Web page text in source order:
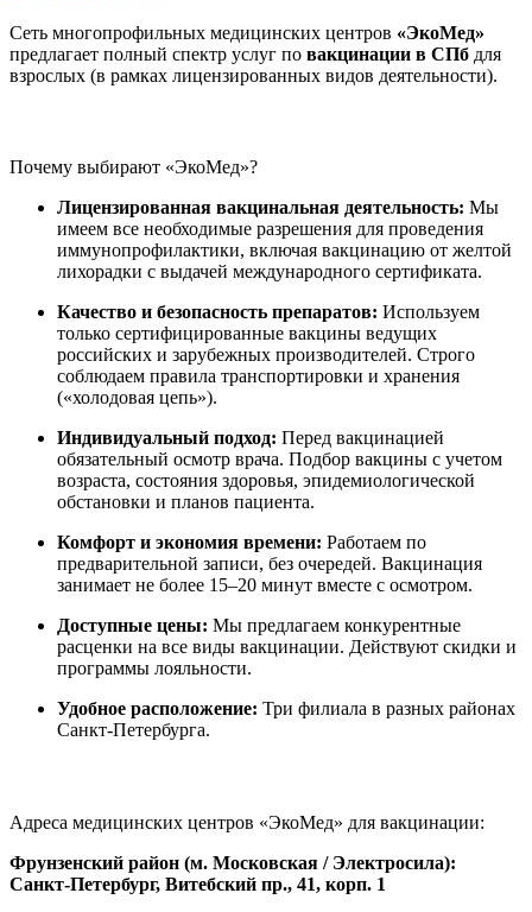
Сеть многопрофильных медицинских центров «ЭкоМед»
предлагает полный спектр услуг по вакцинации в СПб для
взрослых (в рамках лицензированных видов деятельности).
Почему выбирают «ЭкоМед»?
Лицензированная вакцинальная деятельность: Мы
имеем все необходимые разрешения для проведения
иммунопрофилактики, включая вакцинацию от желтой
лихорадки с выдачей международного сертификата.
Качество и безопасность препаратов: Используем
только сертифицированные вакцины ведущих
российских и зарубежных производителей. Строго
соблюдаем правила транспортировки и хранения
(«холодовая цепь»).
Индивидуальный подход: Перед вакцинацией
обязательный осмотр врача. Подбор вакцины с учетом
возраста, состояния здоровья, эпидемиологической
обстановки и планов пациента.
Комфорт и экономия времени: Работаем по
предварительной записи, без очередей. Вакцинация
занимает не более 15–20 минут вместе с осмотром.
Доступные цены: Мы предлагаем конкурентные
расценки на все виды вакцинации. Действуют скидки и
программы лояльности.
Удобное расположение: Три филиала в разных районах
Санкт-Петербурга.
Адреса медицинских центров «ЭкоМед» для вакцинации:
Фрунзенский район (м. Московская / Электросила):
Санкт-Петербург, Витебский пр., 41, корп. 1